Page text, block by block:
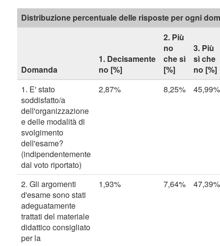
Distribuzione percentuale delle risposte per ogni
Domanda
1. Decisamente
no [%]
2. Più
no
che sì
[%]
3. Più
sì che
no [%]
1. E' stato
soddisfatto/a
dell'organizzazione
e delle modalità di
svolgimento
dell'esame?
(indipendentemente
dal voto riportato)
2,87% 8,25% 45,99%
2. Gli argomenti
d'esame sono stati
adeguatamente
trattati del materiale
didattico consigliato
per la
1,93% 7,64% 47,39%